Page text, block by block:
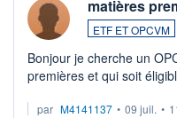
matières
ETF ET OPCVM
Bonjour je cherche un
premières et qui soit
par M4141137 • 09 juil. •